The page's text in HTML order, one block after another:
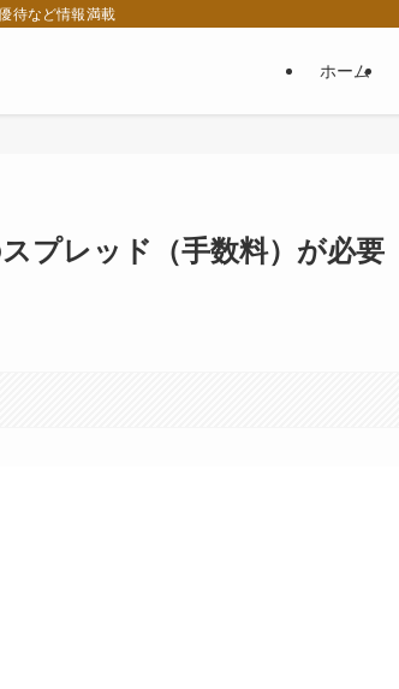
待など情報満載
ホーム
プレッド（手数料）が必要